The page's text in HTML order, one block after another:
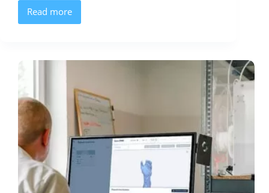
Read more
Tertarik
dengan
Contoh
Karirnya
di
Masa
Depan